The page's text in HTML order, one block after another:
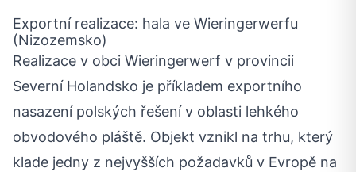
Exportní realizace: hala ve Wieringerwerfu
(Nizozemsko)
Realizace v obci Wieringerwerf v provincii
Severní Holandsko je příkladem exportního
nasazení polských řešení v oblasti lehkého
obvodového pláště. Objekt vznikl na trhu, který
klade jedny z nejvyšších požadavků v Evropě na